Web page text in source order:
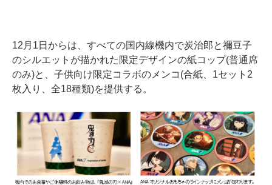
12月1日からは、すべての国内線機内で炭治郎と禰豆子
のシルエットが描かれた限定デザインの紙コップ(普通席
のみ)と、子供向け限定コラボのメンコ(合紙、1セット2
枚入り、全18種類)を提供する。